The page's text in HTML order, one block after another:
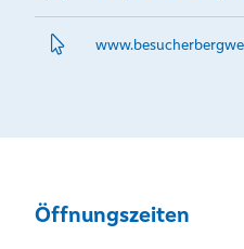
Öffnungszeiten